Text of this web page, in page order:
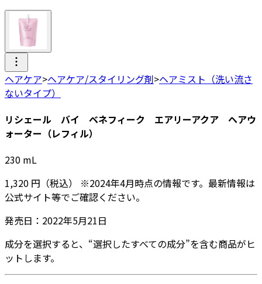
ヘアケア>ヘアケア/スタイリング剤>ヘアミスト（洗い流さ
ないタイプ）
リシェール バイ ベネフィーク エアリーアクア ヘアウ
ォーター（レフィル）
230 mL
1,320 円 （税込） ※2024年4月時点の情報です。最新情報は
公式サイト等でご確認ください。
発売日： 2022年5月21日
成分を選択すると、“選択したすべての成分”を含む商品がヒ
ットします。